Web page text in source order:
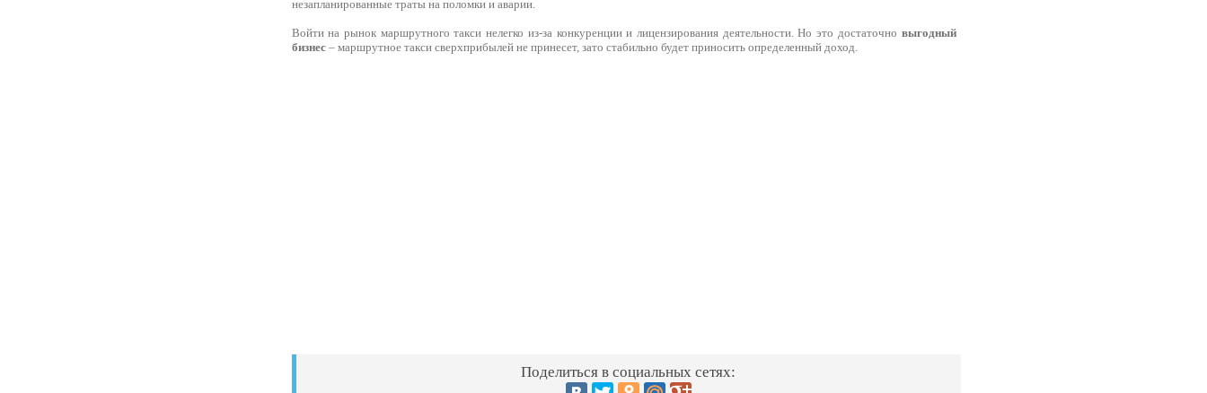
незапланированные траты на поломки и аварии.
Войти на рынок маршрутного такси нелегко из-за конкуренции и лицензирования деятельности. Но это достаточно выгодный
бизнес– маршрутное такси сверхприбылей не принесет, зато стабильно будет приносить определенный доход.
Поделиться в социальных сетях: